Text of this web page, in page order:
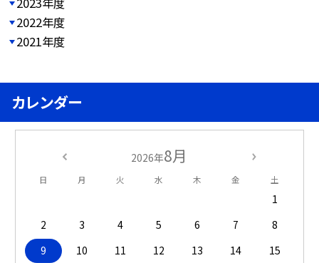
2022年度
2021年度
カレンダー
2026年8月
日 月 火 水 木 金 土
1
2
3 4 5 6 7
8
9
10 11 12 13 14
15